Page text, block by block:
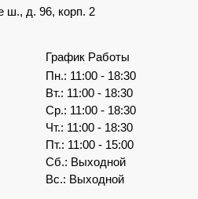
ш., д. 96, корп. 2
График Работы
Пн.: 11:00 - 18:30
Вт.: 11:00 - 18:30
Ср.: 11:00 - 18:30
Чт.: 11:00 - 18:30
Пт.: 11:00 - 15:00
Сб.: Выходной
Вс.: Выходной